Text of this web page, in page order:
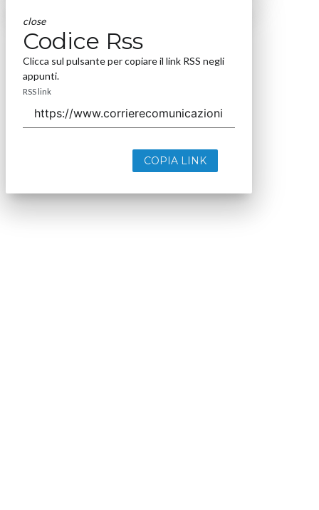
close
Codice Rss
Clicca sul pulsante per copiare il link RSS negli
appunti.
RSS link
COPIA LINK